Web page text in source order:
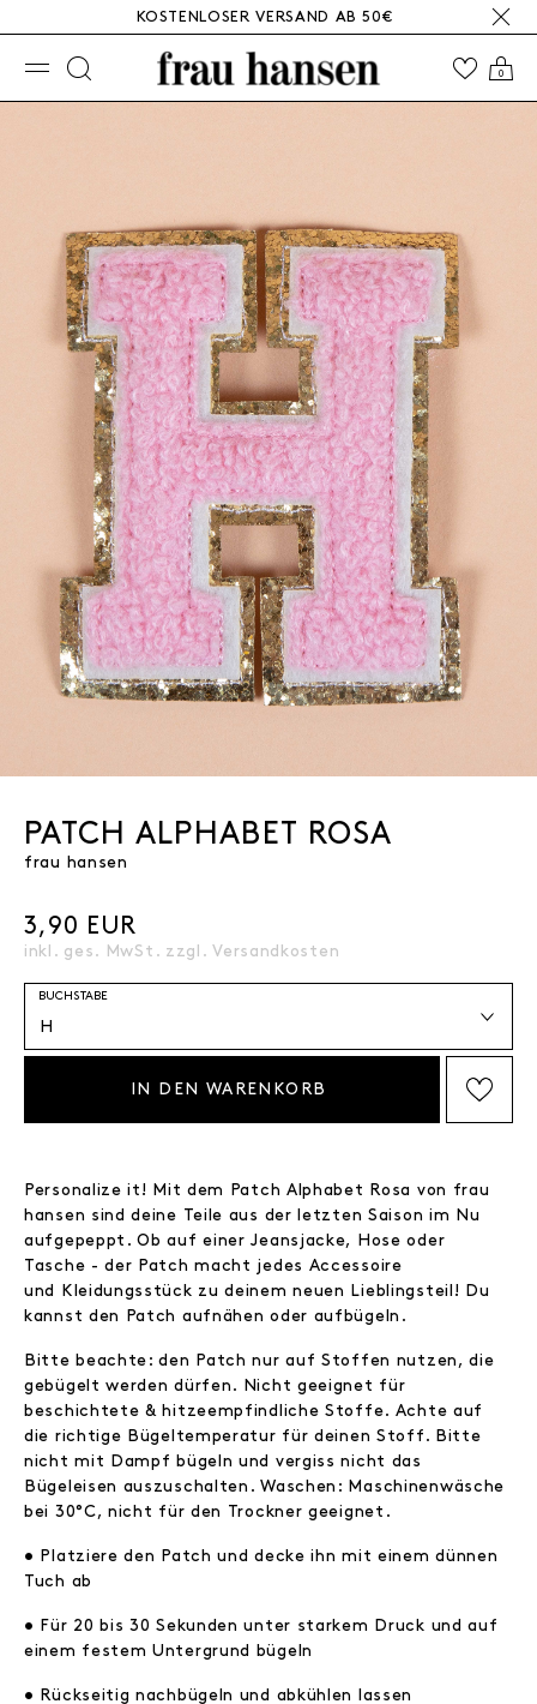
KOSTENLOSER VERSAND AB 50€
0
☰
PATCH ALPHABET ROSA
frau hansen
3,90 EUR
inkl. ges. MwSt. zzgl.Versandkosten
BUCHSTABE
IN DEN WARENKORB
Personalize it! Mit dem Patch Alphabet Rosa von frau
hansen sind deine Teile aus der letzten Saison im Nu
aufgepeppt. Ob auf einer Jeansjacke, Hose oder
Tasche - der Patch macht jedes Accessoire
und Kleidungsstück zu deinem neuen Lieblingsteil! Du
kannst den Patch aufnähen oder aufbügeln.
Bitte beachte: den Patch nur auf Stoffen nutzen, die
gebügelt werden dürfen. Nicht geeignet für
beschichtete & hitzeempfindliche Stoffe. Achte auf
die richtige Bügeltemperatur für deinen Stoff. Bitte
nicht mit Dampf bügeln und vergiss nicht das
Bügeleisen auszuschalten. Waschen: Maschinenwäsche
bei 30°C, nicht für den Trockner geeignet.
• Platziere den Patch und decke ihn mit einem dünnen
Tuch ab
• Für 20 bis 30 Sekunden unter starkem Druck und auf
einem festem Untergrund bügeln
• Rückseitig nachbügeln und abkühlen lassen